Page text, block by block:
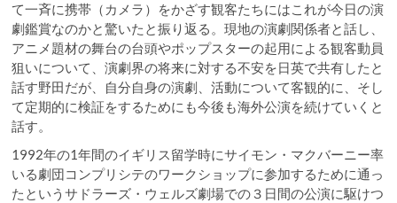
て一斉に携帯（カメラ）をかざす観客たちにはこれが今日の演
劇鑑賞なのかと驚いたと振り返る。現地の演劇関係者と話し、
アニメ題材の舞台の台頭やポップスターの起用による観客動員
狙いについて、演劇界の将来に対する不安を日英で共有したと
話す野田だが、自分自身の演劇、活動について客観的に、そし
て定期的に検証をするためにも今後も海外公演を続けていくと
話す。
1992年の1年間のイギリス留学時にサイモン・マクバーニー率
いる劇団コンプリシテのワークショップに参加するために通っ
たというサドラーズ・ウェルズ劇場での３日間の公演に駆けつ